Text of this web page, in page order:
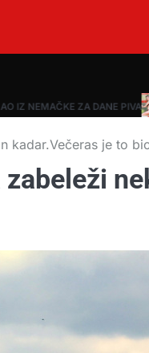
IZ NEMAČKE ZA DANE PIVA
kadar.Večeras je to